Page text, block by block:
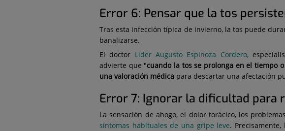
Error 6: Pensar que la tos
Tras esta infección típica de invierno, la tos puede
banalizarse.
El doctor Lider Augusto Espinoza Cordero,
advierte que "cuando la tos se prolonga en el tiempo
una valoración médica para descartar una afectación
Error 7: Ignorar la dificultad para
La sensación de ahogo, el dolor torácico, los
síntomas habituales de una gripe leve.